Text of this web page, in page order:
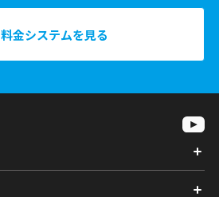
料金システムを見る